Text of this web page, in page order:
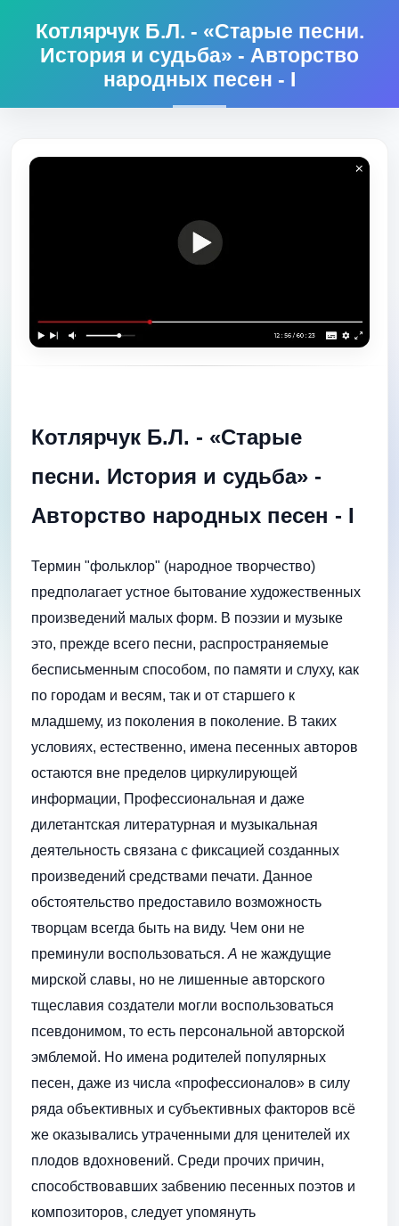
Котлярчук Б.Л. - «Старые песни.
История и судьба» - Авторство
народных песен - I
Котлярчук Б.Л. - «Старые
песни. История и судьба» -
Авторство народных песен - I
Термин "фольклор" (народное творчество)
предполагает устное бытование художественных
произведений малых форм. В поэзии и музыке
это, прежде всего песни, распространяемые
бесписьменным способом, по памяти и слуху, как
по городам и весям, так и от старшего к
младшему, из поколения в по­коление. В таких
условиях, естественно, имена песенных авторов
остаются вне пределов циркулирующей
информации, Профессиональная и даже
дилетантская литературная и музыкальная
деятельность связана с фиксацией созданных
произведений средствами печати. Данное
обстоятельство предоставило возможность
творцам всегда быть на виду. Чем они не
преминули воспользоваться. А не жаждущие
мирской славы, но не лишенные авторского
тщеславия создатели могли воспользоваться
псевдонимом, то есть персональной авторской
эмблемой. Но имена родителей популярных
песен, даже из числа «профессионалов» в силу
ряда объективных и субъективных факторов всё
же оказывались утраченными для ценителей их
плодов вдохновений. Среди прочих причин,
способствовавших забвению песенных поэтов и
композиторов, следует упомянуть